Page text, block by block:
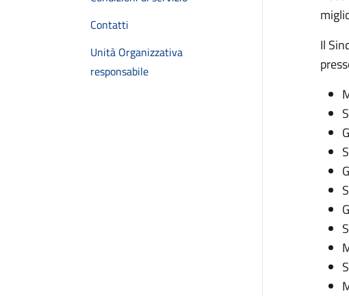
Contatti
Unità Organizzativa
responsabile
Il